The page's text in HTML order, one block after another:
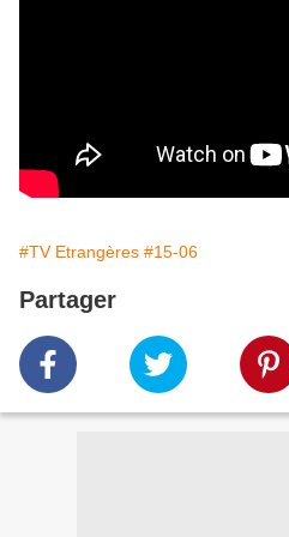
#TV Etrangères #15-06
Partager